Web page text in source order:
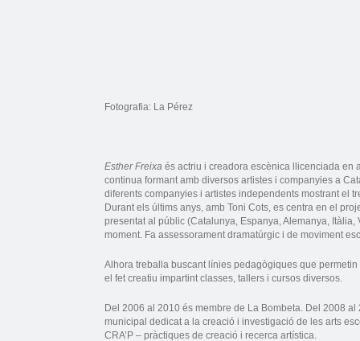
Fotografia: La Pérez
Esther Freixa és actriu i creadora escènica llicenciada en
continua formant amb diversos artistes i companyies a
diferents companyies i artistes independents mostrant el
Durant els últims anys, amb Toni Cots, es centra en el
presentat al públic (Catalunya, Espanya, Alemanya,
moment. Fa assessorament dramatúrgic i de moviment
Alhora treballa buscant línies pedagògiques que
el fet creatiu impartint classes, tallers i cursos diversos.
Del 2006 al 2010 és membre de La Bombeta. Del 2008
municipal dedicat a la creació i investigació de les arts
CRA’P – pràctiques de creació i recerca artística.